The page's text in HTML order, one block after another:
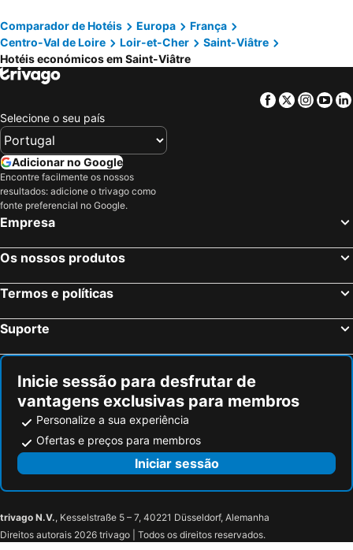
Comparador de Hotéis Europa
França
Centro-Val de Loire
Loir-et-Cher
Saint-Viâtre
Hotéis económicos em Saint-Viâtre
Facebook
Twitter
Selecione o seu país
Adicionar no Google
Encontre facilmente os nossos
resultados: adicione o trivago como
fonte preferencial no Google.
Empresa
Os nossos produtos
Termos e políticas
Suporte
Inicie sessão para desfrutar de
vantagens exclusivas para membros
Personalize a sua experiência
Ofertas e preços para membros
Iniciar sessão
trivago N.V., Kesselstraße 5 – 7, 40221 Düsseldorf, Alemanha
Direitos autorais 2026 trivago | Todos os direitos reservados.